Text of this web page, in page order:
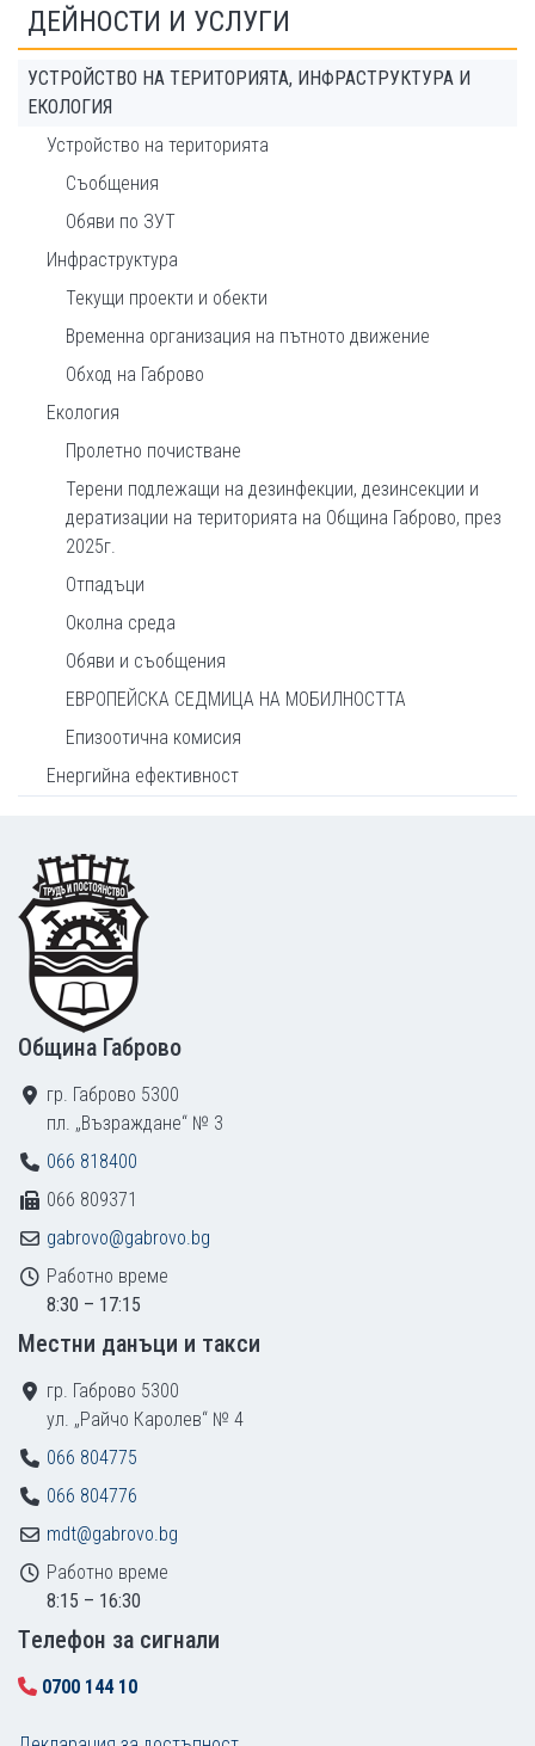
ДЕЙНОСТИ И УСЛУГИ
УСТРОЙСТВО НА ТЕРИТОРИЯТА, ИНФРАСТРУКТУРА И
ЕКОЛОГИЯ
Устройство на територията
Съобщения
Обяви по ЗУТ
Инфраструктура
Текущи проекти и обекти
Временна организация на пътното движение
Обход на Габрово
Екология
Пролетно почистване
Терени подлежащи на дезинфекции, дезинсекции и
дератизации на територията на Община Габрово, през
2025г.
Отпадъци
Околна среда
Обяви и съобщения
ЕВРОПЕЙСКА СЕДМИЦА НА МОБИЛНОСТТА
Епизоотична комисия
Енергийна ефективност
Footer
Община Габрово
гр. Габрово 5300
пл. „Възраждане“ № 3
066 818400
066 809371
gabrovo@gabrovo.bg
Работно време
8:30 – 17:15
Местни данъци и такси
гр. Габрово 5300
ул. „Райчо Каролев“ № 4
066 804775
066 804776
mdt@gabrovo.bg
Работно време
8:15 – 16:30
Tелефон за сигнали
0700 144 10